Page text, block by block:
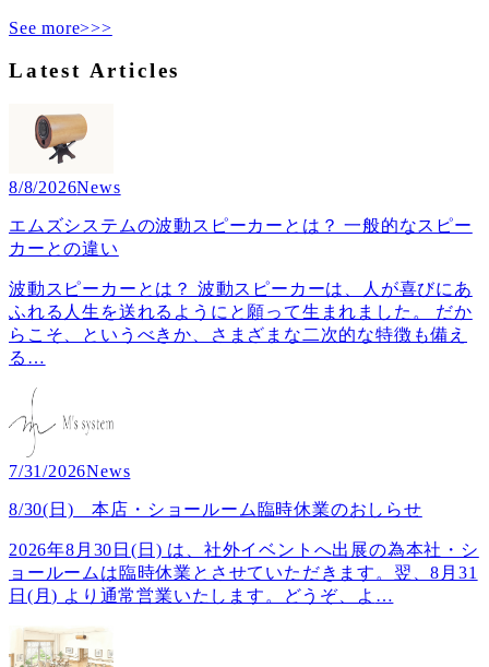
See more>>>
Latest Articles
8/8/2026News
エムズシステムの波動スピーカーとは？ 一般的なスピー
カーとの違い
波動スピーカーとは？ 波動スピーカーは、人が喜びにあ
ふれる人生を送れるようにと願って生まれました。 だか
らこそ、というべきか、さまざまな二次的な特徴も備え
る …
7/31/2026News
8/30(日) 本店・ショールーム臨時休業のおしらせ
2026年8月30日(日) は、社外イベントへ出展の為本社・シ
ョールームは臨時休業とさせていただきます。翌、8月31
日(月) より通常営業いたします。どうぞ、よ …